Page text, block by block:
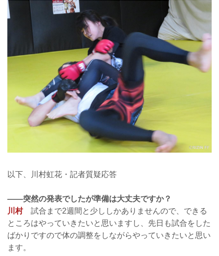
以下、川村虹花・記者質疑応答
——突然の発表でしたが準備は大丈夫ですか？
川村試合まで2週間と少ししかありませんので、できる
ところはやっていきたいと思いますし、先日も試合をした
ばかりですので体の調整をしながらやっていきたいと思い
ます。